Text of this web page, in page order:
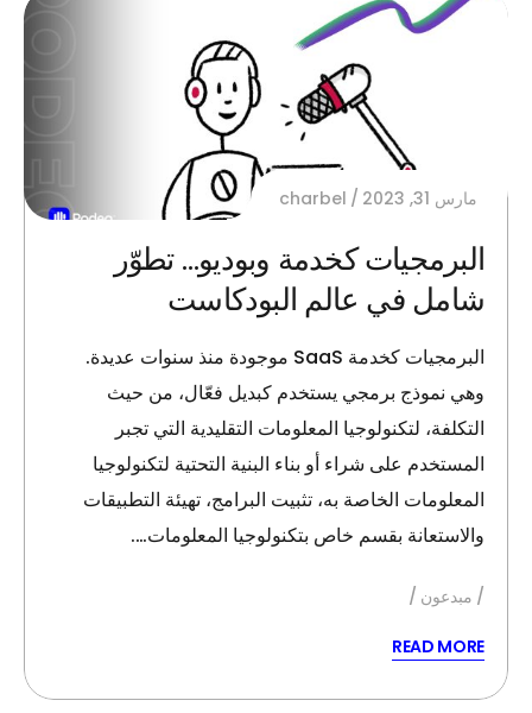
مارس 31, 2023 charbel
البرمجيات كخدمة وبوديو… تطوّر
شامل في عالم البودكاست
البرمجيات كخدمة SaaS موجودة منذ سنوات عديدة.
وهي نموذج برمجي يستخدم كبديل فعّال، من حيث
التكلفة، لتكنولوجيا المعلومات التقليدية التي تجبر
المستخدم على شراء أو بناء البنية التحتية لتكنولوجيا
المعلومات الخاصة به، تثبيت البرامج، تهيئة التطبيقات
والاستعانة بقسم خاص بتكنولوجيا المعلومات….
مبدعون
READ MORE